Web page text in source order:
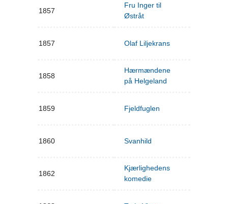
1857
Fru Inger til
Østråt
1857 Olaf Liljekrans
1858
Hærmændene
på Helgeland
1859 Fjeldfuglen
1860 Svanhild
1862
Kjærlighedens
komedie